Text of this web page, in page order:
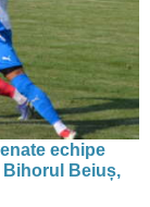
echipe
Bihorul Beiuș,